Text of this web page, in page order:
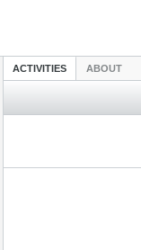
ACTIVITIES ABOUT